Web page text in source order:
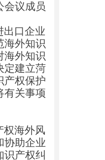
会议成员
出口企业
海外知识
海外知识
定建立菏
产权保护
有关事项
权海外风
协助企业
识产权纠